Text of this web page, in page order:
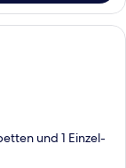
mit zwei Betten,
und 1 Einzel-